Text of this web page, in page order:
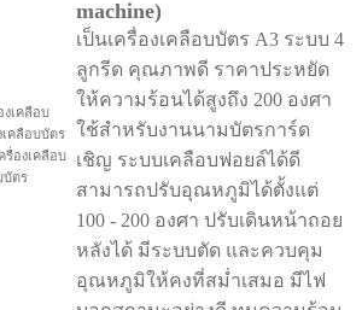
machine)
เป็นเครื่องเคลือบบัตร A3 ระบบ 4
ลูกรีด คุณภาพดี ราคาประหยัด
ให้ความร้อนได้สูงถึง 200 องศา
ใช้สำหรับงานนามบัตรการ์ด
เชิญ ระบบเคลือบฟอยล์ได้ดี
สามารถปรับอุณหภูมิได้ตั้งแต่
100 - 200 องศา ปรับเดินหน้าถอย
หลังได้ มีระบบตัด และควบคุม
อุณหภูมิให้คงที่สม่ำเสมอ มีไฟ